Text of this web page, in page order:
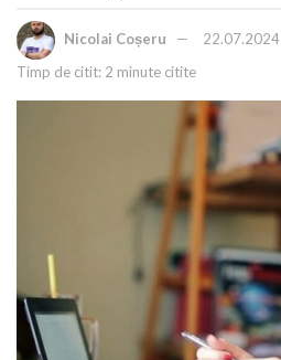
Nicolai Coșeru
22.07.2024
Timp de citit: 2 minute citite